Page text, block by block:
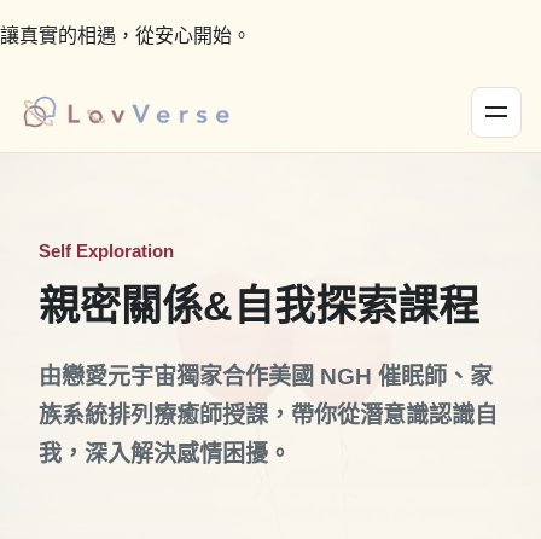
讓真實的相遇，從安心開始。
Self Exploration
親密關係&自我探索課程
由戀愛元宇宙獨家合作美國 NGH 催眠師、家
族系統排列療癒師授課，帶你從潛意識認識自
我，深入解決感情困擾。